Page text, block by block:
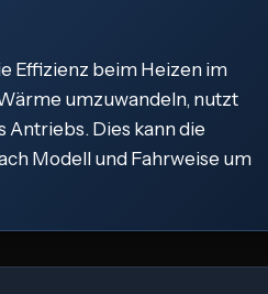
Effizienz beim Heizen im
umzuwandeln, nutzt
Dies kann die
Modell und Fahrweise um